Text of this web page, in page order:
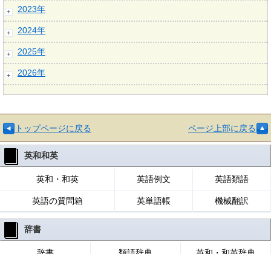
2023年
2024年
2025年
2026年
トップページに戻る ページ上部に戻る
英和和英
英和・和英 英語例文 英語類語
英語の質問箱 英単語帳 機械翻訳
辞書